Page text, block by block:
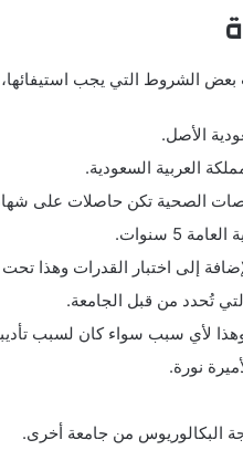
الشروط التي يجب
الأصل.
العربية السعودية.
الصحية تكن حاصلات على شهادة
5 سنوات.
إلى اختبار القدرات وهذا
تُحدد من قبل الجامعة.
لأي سبب سواء كان لسبب
نورة.
البكالوريوس من جامعة أخرى.